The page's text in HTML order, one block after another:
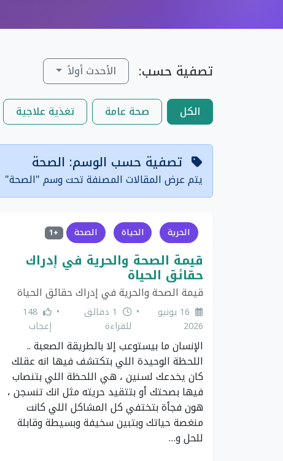
تصفية حسب: الأحدث أولاً
الكل صحة عامة تغذية علاجية
تصفية حسب الوسم: الصحة
يتم عرض المقالات المصنفة تحت وسم "الصحة"
الحرية الحياة الصحة +1
قيمة الصحة والحرية في إدراك
حقائق الحياة
قيمة الصحة والحرية في إدراك حقائق الحياة
16 يونيو
2026
•
1 دقائق
للقراءة
•
148
إعجاب
الإنسان ما بيستوعب إلا بالطريقة الصعبة ..
اللحظة الوحيدة اللي بتكتشف فيها انه عقلك
كان يخدعك لسنين ، هي اللحظة اللي بتنصاب
فيها بصحتك أو بتتقيد حريته مثل انك تنسجن ،
هون فجأة بتختفي كل المشاكل اللي كانت
منغصة حياتك وبتبين سخيفة وبسيطة وقابلة
للحل و…